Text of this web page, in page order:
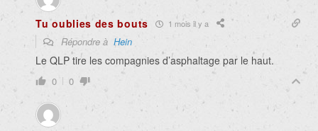
Tu oublies des bouts 1 mois il y a
Répondre à Hein
Le QLP tire les compagnies d’asphaltage par le haut.
0 0